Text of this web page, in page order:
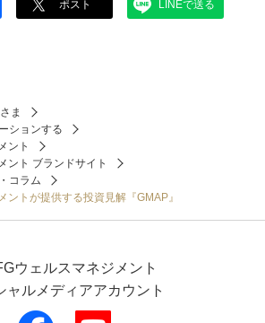
ポスト LINEで送る
ま
ションする
ント
ント ブランドサイト
コラム
ントが提供する投資見解『GMAP』
ウェルスマネジメント
ャルメディアアカウント